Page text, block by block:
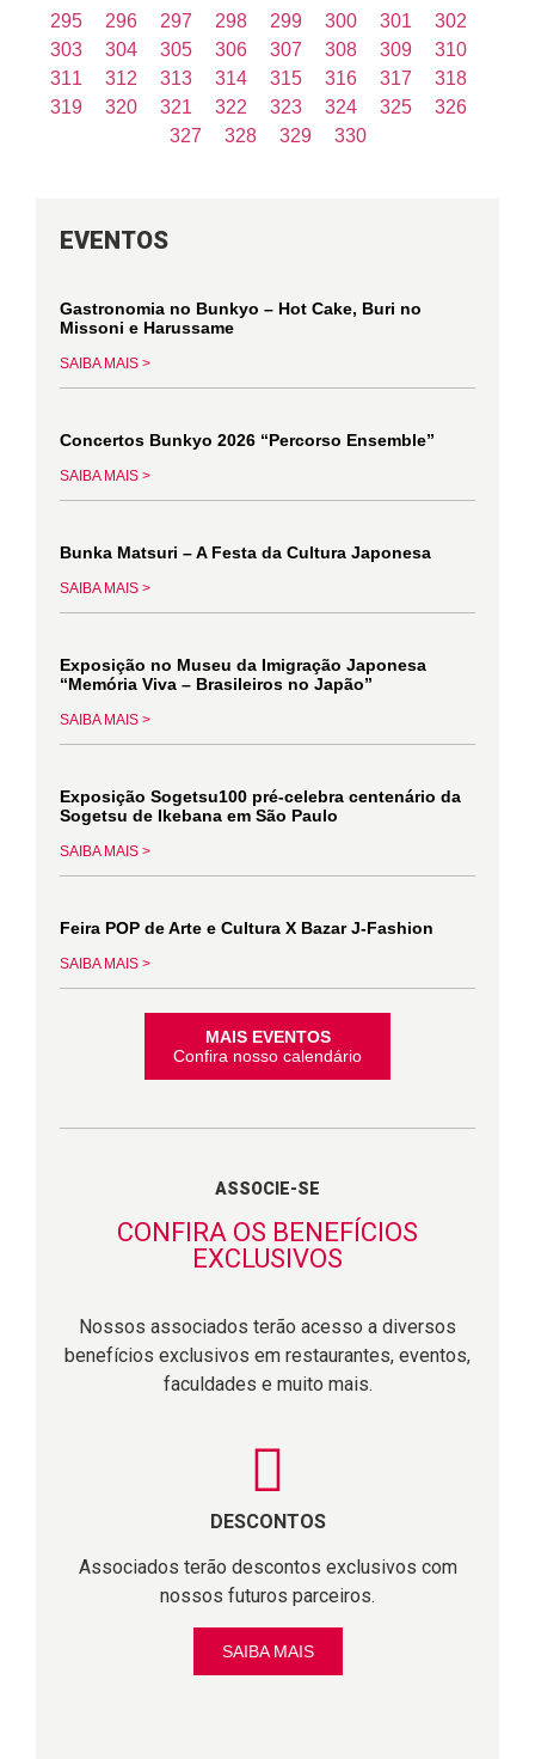
295
296 297 298 299 300 301
302
303
304 305 306 307 308 309
310
311
312 313 314 315 316 317
318
319
320 321 322 323 324 325
326
327
328 329 330
EVENTOS
Gastronomia no Bunkyo – Hot Cake, Buri no
Missoni e Harussame
SAIBA MAIS >
Concertos Bunkyo 2026 “Percorso Ensemble”
SAIBA MAIS >
Bunka Matsuri – A Festa da Cultura Japonesa
SAIBA MAIS >
Exposição no Museu da Imigração Japonesa
“Memória Viva – Brasileiros no Japão”
SAIBA MAIS >
Exposição Sogetsu100 pré-celebra centenário da
Sogetsu de Ikebana em São Paulo
SAIBA MAIS >
Feira POP de Arte e Cultura X Bazar J-Fashion
SAIBA MAIS >
MAIS EVENTOS
Confira nosso calendário
ASSOCIE-SE
CONFIRA OS BENEFÍCIOS
EXCLUSIVOS
Nossos associados terão acesso a diversos
benefícios exclusivos em restaurantes, eventos,
faculdades e muito mais.
DESCONTOS
Associados terão descontos exclusivos com
nossos futuros parceiros.
SAIBA MAIS